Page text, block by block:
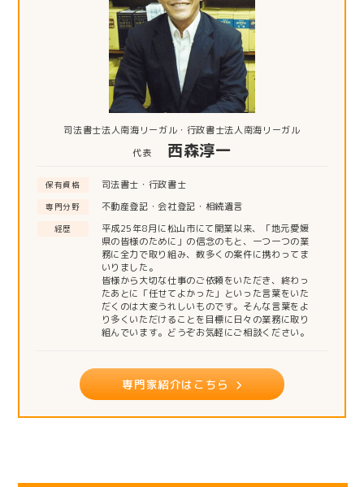
司法書士法人南海リーガル・行政書士法人南海リーガル
代表
西森淳一
保有資格 司法書士・行政書士
専門分野 不動産登記・会社登記・相続遺言
経歴
平成25年8月に松山市にて開業以来、「地元愛媛
県の皆様のために」の信念のもと、一つ一つの業
務に全力で取り組み、数多くの案件に携わってま
いりました。
皆様から大切な仕事のご依頼をいただき、終わっ
たあとに「任せてよかった」といった言葉をいた
だくのは大変うれしいものです。そんな言葉をよ
り多くいただけることを目標に日々の業務に取り
組んでいます。どうぞお気軽にご相談ください。
専門家紹介はこちら